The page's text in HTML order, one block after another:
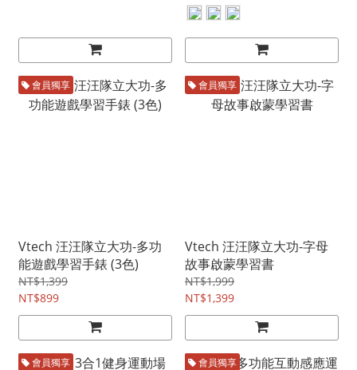
會員獨享
Vtech 汪汪隊立大功-多功
能遊戲學習手錶 (3色)
NT$1,399
NT$899
會員獨享
Vtech 汪汪隊立大功-字母
故事啟蒙學習書
NT$1,999
NT$1,399
會員獨享 會員獨享